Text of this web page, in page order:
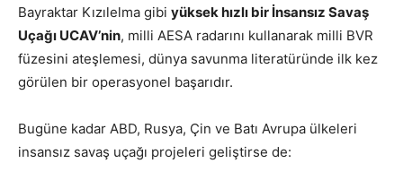
Bayraktar Kızılelma gibi yüksek hızlı bir İnsansız Savaş
Uçağı UCAV’nin, milli AESA radarını kullanarak milli BVR
füzesini ateşlemesi, dünya savunma literatüründe ilk kez
görülen bir operasyonel başarıdır.
Bugüne kadar ABD, Rusya, Çin ve Batı Avrupa ülkeleri
insansız savaş uçağı projeleri geliştirse de: